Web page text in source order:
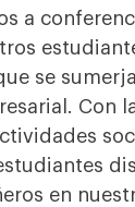
a
se
Con
en